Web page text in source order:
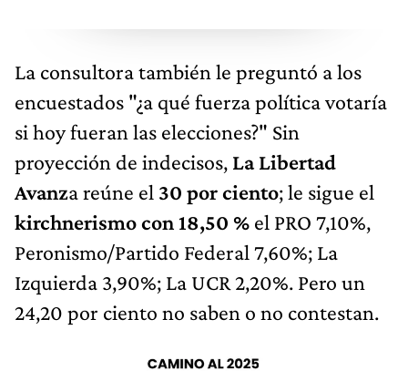
La consultora también le preguntó a los
encuestados "¿a qué fuerza política votaría
si hoy fueran las elecciones?" Sin
proyección de indecisos, La Libertad
Avanza reúne el 30 por ciento; le sigue el
kirchnerismo con 18,50 % el PRO 7,10%,
Peronismo/Partido Federal 7,60%; La
Izquierda 3,90%; La UCR 2,20%. Pero un
24,20 por ciento no saben o no contestan.